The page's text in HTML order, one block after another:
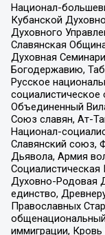
Национал-
Кубанской
Духовного
Славянская
Духовная
Богодержавию,
Русское
Объединенный
Союз славян, Ат-
Национал-
Славянский союз,
Дьявола, Армия
Социалистическая
Духовно-Родовая
единство,
Православных
иммиграции,